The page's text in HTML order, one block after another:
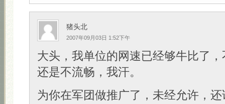
猪头北
2007年09月03日 1:52下午
大头，我单位的网速已经够牛比了
还是不流畅，我汗。
为你在军团做推广了，未经允许，